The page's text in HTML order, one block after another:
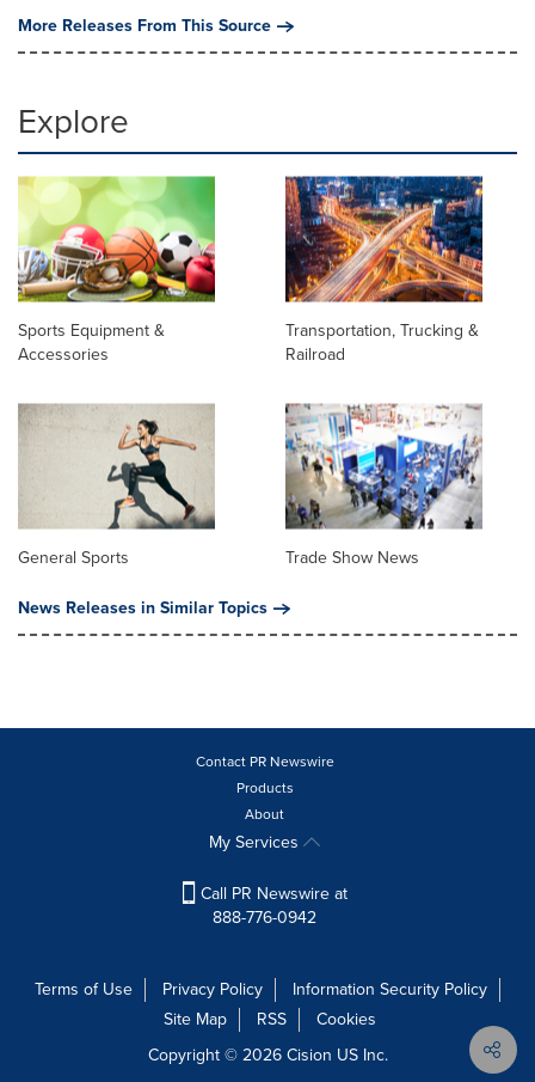
More Releases From This Source
Explore
Sports Equipment &
Accessories
Transportation, Trucking &
Railroad
General Sports
Trade Show News
News Releases in Similar Topics
Contact PR Newswire
Products
About
My Services
Call PR Newswire at
888-776-0942
Terms of Use Privacy Policy
Information Security Policy
Site Map
RSS
Cookies
Copyright © 2026Cision US Inc.